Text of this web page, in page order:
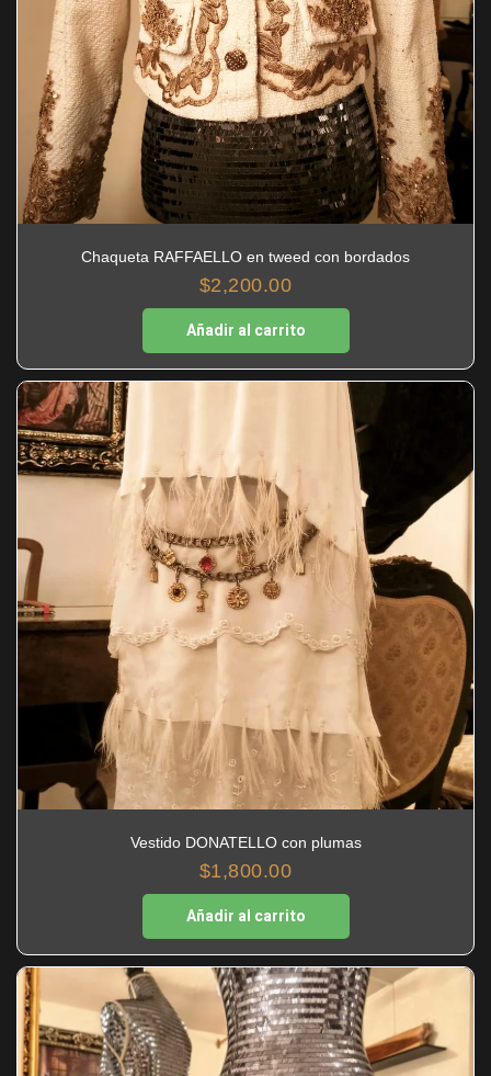
Chaqueta RAFFAELLO en tweed con bordados
$2,200.00
Añadir al carrito
Vestido DONATELLO con plumas
$1,800.00
Añadir al carrito